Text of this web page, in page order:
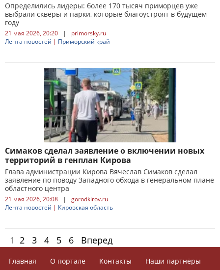
Определились лидеры: более 170 тысяч приморцев уже
выбрали скверы и парки, которые благоустроят в будущем
году
21 мая 2026, 20:20 |
primorsky.ru
Лента новостей | Приморский край
Симаков сделал заявление о включении новых
территорий в генплан Кирова
Глава администрации Кирова Вячеслав Симаков сделал
заявление по поводу Западного обхода в генеральном плане
областного центра
21 мая 2026, 20:08 |
gorodkirov.ru
Лента новостей | Кировская область
1 2 3 4 5 6 Вперед
Главная О портале Контакты Наши партнёры